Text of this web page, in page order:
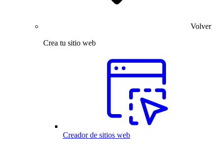
Volver
Crea tu sitio web
Creador de sitios web